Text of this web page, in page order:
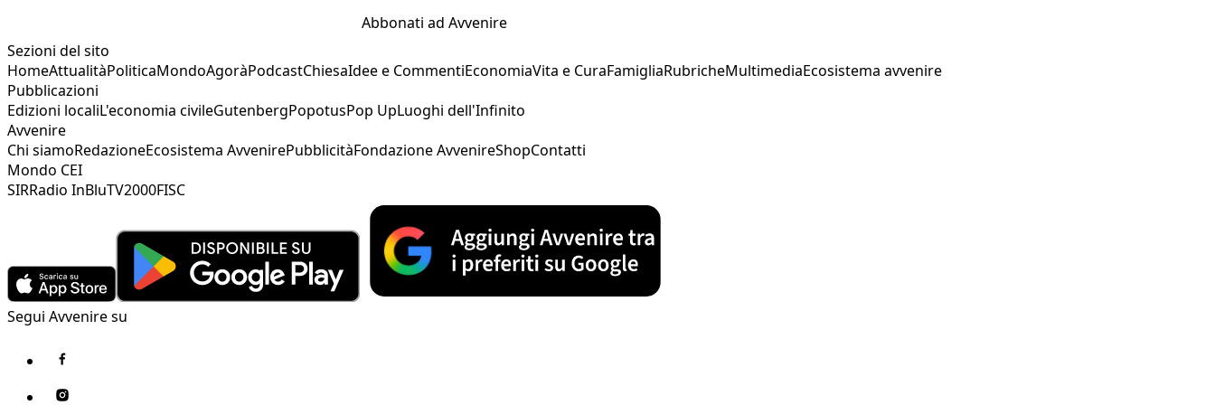
Abbonati ad Avvenire
Sezioni del sito
HomeAttualitàPoliticaMondoAgoràPodcastChiesaIdee e CommentiEconomiaVita e CuraFamigliaRubricheMultimediaEcosistema avvenire
Pubblicazioni
Edizioni localiL'economia civileGutenbergPopotusPop UpLuoghi dell'Infinito
Avvenire
Chi siamoRedazioneEcosistema AvvenirePubblicitàFondazione AvvenireShopContatti
Mondo CEI
SIRRadio InBluTV2000FISC
Segui Avvenire su